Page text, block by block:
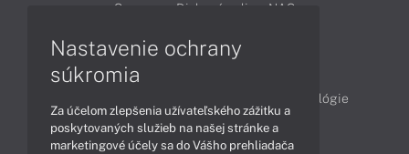
Servery
Diskové polia a NAS
Technológie
Videá
Nastavenie ochrany
súkromia
Za účelom zlepšenia užívateľského zážitku a
poskytovaných služieb na našej stránke a
marketingové účely sa do Vášho prehliadača